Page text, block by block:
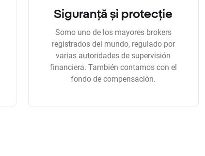
Siguranță și protecție
Somo uno de los mayores brokers
registrados del mundo, regulado por
varias autoridades de supervisión
financiera. También contamos con el
fondo de compensación.